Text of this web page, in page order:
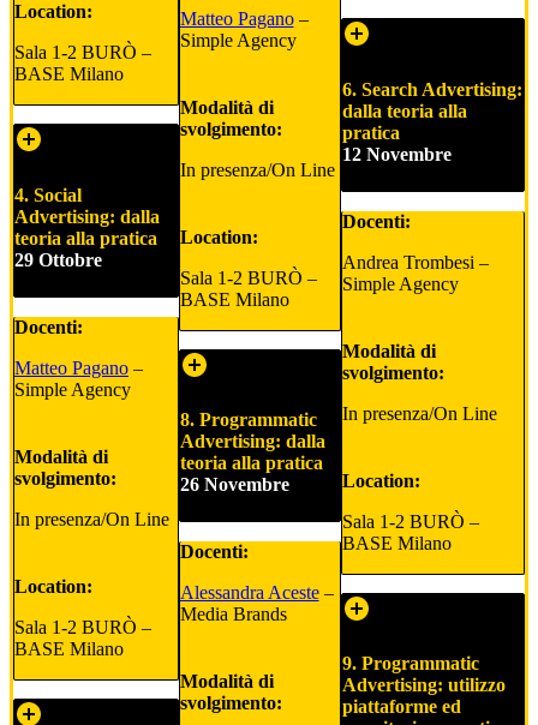
Location:
Sala 1-2 BURÒ –
BASE Milano
4. Social
Advertising: dalla
teoria alla pratica
29 Ottobre
Docenti:
Matteo Pagano –
Simple Agency
Modalità di
svolgimento:
In presenza/On Line
Location:
Sala 1-2 BURÒ –
BASE Milano
Matteo Pagano–
Simple Agency
Modalità di
svolgimento:
In presenza/On Line
Location:
Sala 1-2 BURÒ –
BASE Milano
8. Programmatic
Advertising: dalla
teoria alla pratica
26 Novembre
Docenti:
Alessandra Aceste–
Media Brands
Modalità di
svolgimento:
6. Search Advertising:
dalla teoria alla
pratica
12 Novembre
Docenti:
Andrea Trombesi –
Simple Agency
Modalità di
svolgimento:
In presenza/On Line
Location:
Sala 1-2 BURÒ –
BASE Milano
9. Programmatic
Advertising: utilizzo
piattaforme ed